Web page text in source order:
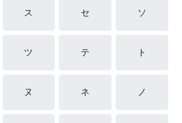
ス セ ソ
ツ テ ト
ヌ ネ ノ